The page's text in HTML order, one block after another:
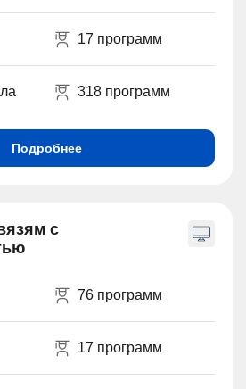
17 программ
318 программ
Подробнее
с
76 программ
17 программ